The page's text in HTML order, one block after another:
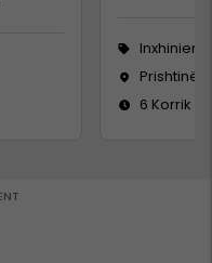
Inxhinieri
Prishtinë
6 Korrik